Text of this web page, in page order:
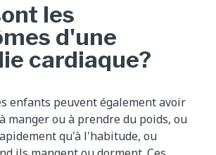
les
d'une
cardiaque?
enfants peuvent également avoir
manger ou à prendre du poids, ou
qu'à l'habitude, ou